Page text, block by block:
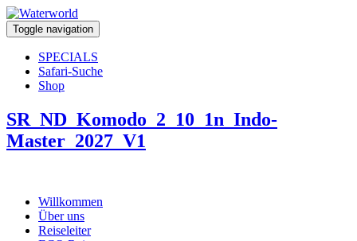
Toggle navigation
SPECIALS
Safari-Suche
Shop
SR_ND_Komodo_2_10_1n_Indo-
Master_2027_V1
Willkommen
Über uns
Reiseleiter